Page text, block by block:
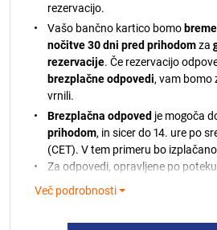
rezervacijo.
Vašo bančno kartico bomo
nočitve 30 dni pred prihodomza
rezervacije. Če rezervacijo
brezplačne odpovedi, vam bomo
vrnili.
Brezplačna odpoved je mogoča
prihodom, in sicer do 14. ure po
(CET). V tem primeru bo
Za odpovedi, opravljene po
brezplačne odpovedi, zaračunani
Če vaše kartice ne bomo mogli
Več podrobnosti